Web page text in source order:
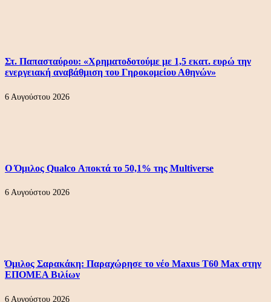
Στ. Παπασταύρου: «Χρηματοδοτούμε με 1,5 εκατ. ευρώ την
ενεργειακή αναβάθμιση του Γηροκομείου Αθηνών»
6 Αυγούστου 2026
Ο Όμιλος Qualco Αποκτά το 50,1% της Multiverse
6 Αυγούστου 2026
Όμιλος Σαρακάκη: Παραχώρησε το νέο Maxus T60 Max στην
ΕΠΟΜΕΑ Βιλίων
6 Αυγούστου 2026